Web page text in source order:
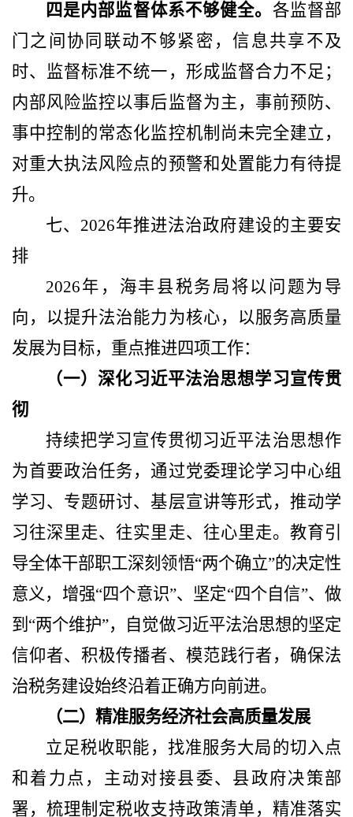
四是内部监督体系不够健全。 各监督部
门之间协同联动不够紧密，信息共享不及
时、监督标准不统一，形成监督合力不足；
内部风险监控以事后监督为主，事前预防、
事中控制的常态化监控机制尚未完全建立，
对重大执法风险点的预警和处置能力有待提
升。
七、 2026年推进法治政府建设的主要安
排
2026年，海丰县税务局将以问题为导
向，以提升法治能力为核心，以服务高质量
发展为目标，重点推进四项工作：
（一）深化习近平法治思想学习宣传贯
彻
持续把学习宣传贯彻习近平法治思想作
为首要政治任务，通过党委理论学习中心组
学习、专题研讨、基层宣讲等形式，推动学
习往深里走、往实里走、往心里走。教育引
导全体干部职工深刻领悟“两个确立”的决定性
意义，增强“四个意识”、坚定“四个自信”、做
到“两个维护”，自觉做习近平法治思想的坚定
信仰者、积极传播者、模范践行者，确保法
治税务建设始终沿着正确方向前进。
（二）精准服务经济社会高质量发展
立足税收职能，找准服务大局的切入点
和着力点，主动对接县委、县政府决策部
署，梳理制定税收支持政策清单，精准落实